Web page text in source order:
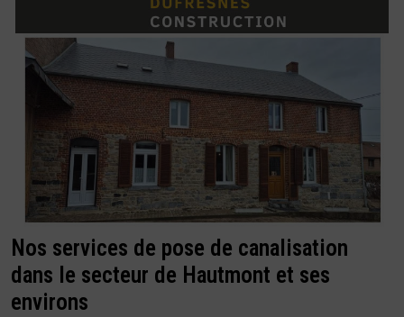
Nos services de pose de canalisation
dans le secteur de Hautmont et ses
environs